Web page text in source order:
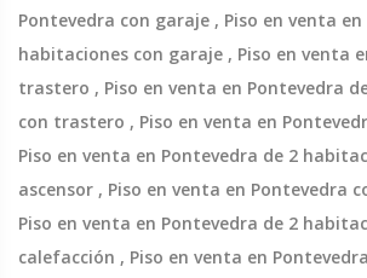
Pontevedra con garaje , Piso en venta
habitaciones con garaje , Piso en venta
trastero , Piso en venta en Pontevedra
con trastero , Piso en venta en
Piso en venta en Pontevedra de 2
ascensor , Piso en venta en Pontevedra
Piso en venta en Pontevedra de 2
calefacción , Piso en venta en